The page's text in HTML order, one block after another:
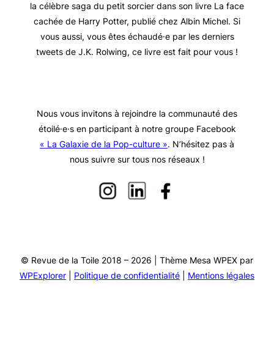
la célèbre saga du petit sorcier dans son livre La face
cachée de Harry Potter, publié chez Albin Michel. Si
vous aussi, vous êtes échaudé·e par les derniers
tweets de J.K. Rolwing, ce livre est fait pour vous !
Nous vous invitons à rejoindre la communauté des
étoilé·e·s en participant à notre groupe Facebook
« La Galaxie de la Pop-culture ». N’hésitez pas à
nous suivre sur tous nos réseaux !
© Revue de la Toile 2018 – 2026 | Thème Mesa WPEX par
WPExplorer
Politique de confidentialité Mentions légales